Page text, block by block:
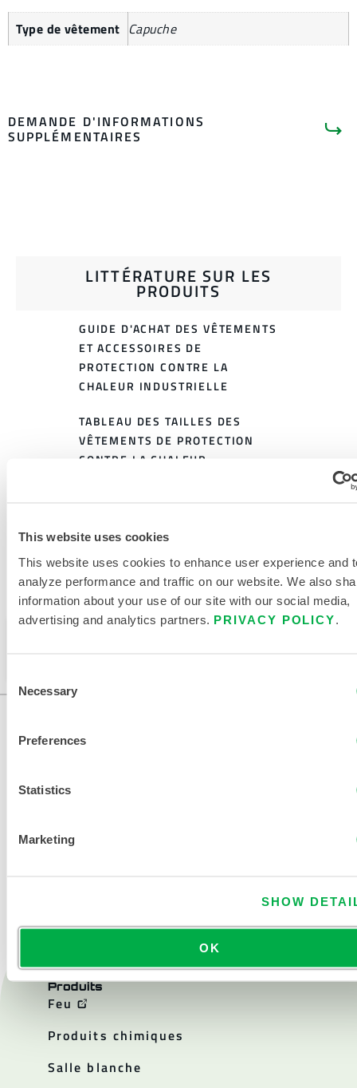
This website uses cookies
This website uses cookies to enhance user experience and
analyze performance and traffic on our website. We also
information about your use of our site with our social media,
advertising and analytics partners. PRIVACY POLICY
Selection
Necessary
Preferences
Statistics
Marketing
SHOW
OK
Type de vêtement Capuche
DEMANDE D'INFORMATIONS
SUPPLÉMENTAIRES
LITTÉRATURE SUR LES
PRODUITS
GUIDE D'ACHAT DES VÊTEMENTS
ET ACCESSOIRES DE
PROTECTION CONTRE LA
CHALEUR INDUSTRIELLE
TABLEAU DES TAILLES DES
VÊTEMENTS DE PROTECTION
CONTRE LA CHALEUR
Disponible dans ces régions de vente : CHINE, ASIE.
Produits
Feu
Produits chimiques
Salle blanche